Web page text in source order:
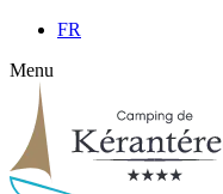
FR
Menu